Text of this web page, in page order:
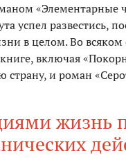
«Элементарные
успел развестись,
в целом. Во всяком
включая
и роман
жизнь